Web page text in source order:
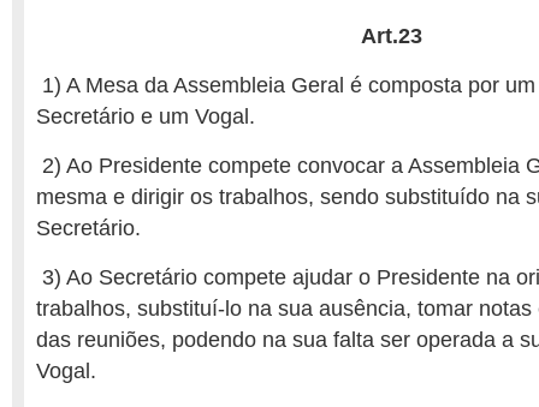
Art.23
1) A Mesa da Assembleia Geral é composta por
Secretário e um Vogal.
2) Ao Presidente compete convocar a Assembleia
mesma e dirigir os trabalhos, sendo substituído na
Secretário.
3) Ao Secretário compete ajudar o Presidente na
trabalhos, substituí-lo na sua ausência, tomar
das reuniões, podendo na sua falta ser operada a
Vogal.